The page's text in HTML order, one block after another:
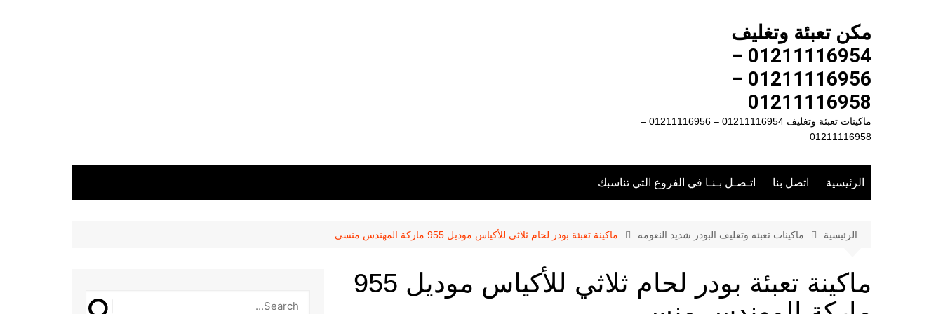
مكن تعبئة وتغليف
01211116954 –
01211116956 –
01211116958
ماكينات تعبئة وتغليف 01211116954 – 01211116956 –
01211116958
الرئيسية اتصل بنا اتـصـل بـنـا في الفروع التي تناسبك
الرئيسية ماكينات تعبئه وتغليف البودر شديد النعومه ماكينة تعبئة بودر لحام ثلاثي للأكياس موديل 955 ماركة المهندس منسى
ماكينة تعبئة بودر لحام ثلاثي للأكياس موديل 955